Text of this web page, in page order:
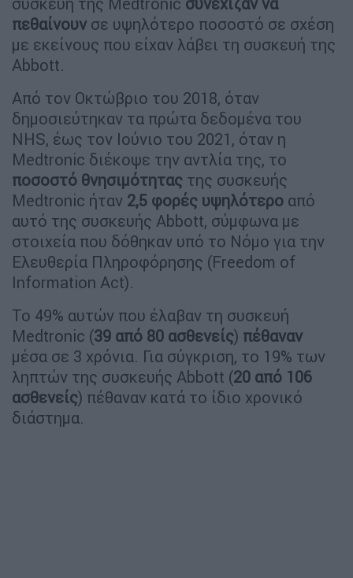
πεθαίνουν σε υψηλότερο ποσοστό σε σχέση
με εκείνους που είχαν λάβει τη συσκευή της
Abbott.
Από τον Οκτώβριο του 2018, όταν
δημοσιεύτηκαν τα πρώτα δεδομένα του
NHS, έως τον Ιούνιο του 2021, όταν η
Medtronic διέκοψε την αντλία της, το
ποσοστό θνησιμότητας της συσκευής
Medtronic ήταν 2,5 φορές υψηλότερο από
αυτό της συσκευής Abbott, σύμφωνα με
στοιχεία που δόθηκαν υπό το Νόμο για την
Ελευθερία Πληροφόρησης (Freedom of
Information Act).
Το 49% αυτών που έλαβαν τη συσκευή
Medtronic (39 από 80 ασθενείς) πέθαναν
μέσα σε 3 χρόνια. Για σύγκριση, το 19% των
ληπτών της συσκευής Abbott (20 από 106
ασθενείς) πέθαναν κατά το ίδιο χρονικό
διάστημα.